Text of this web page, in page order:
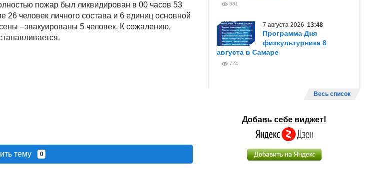
пожар был ликвидирован в 00 часов 53
человек личного состава и 6 единиц основной
–эвакуированы 5 человек. К сожалению,
тему 0
881
7 августа 2026 13:48
Программа Дня
физкультурника 8
августа в Самаре
724
Весь список
Добавь себе виджет!